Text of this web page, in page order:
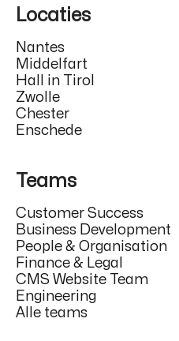
Locaties
Nantes
Middelfart
Hall in Tirol
Zwolle
Chester
Enschede
Teams
Customer Success
Business Development
People & Organisation
Finance & Legal
CMS Website Team
Engineering
Alle teams